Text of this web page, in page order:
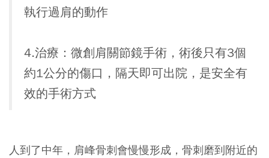
執行過肩的動作
4.治療：微創肩關節鏡手術，術後只有3個
約1公分的傷口，隔天即可出院，是安全有
效的手術方式
人到了中年，肩峰骨刺會慢慢形成，骨刺磨到附近的